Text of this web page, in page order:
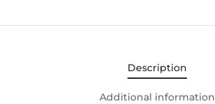
Description
Additional information